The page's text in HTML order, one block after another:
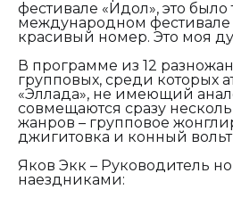
фестивале «Идол», это было
международном фестивале
красивый номер. Это моя
В программе из 12
групповых, среди которых
«Эллада», не имеющий
совмещаются сразу
жанров – групповое
джигитовка и конный
Яков Экк – Руководитель
наездниками: